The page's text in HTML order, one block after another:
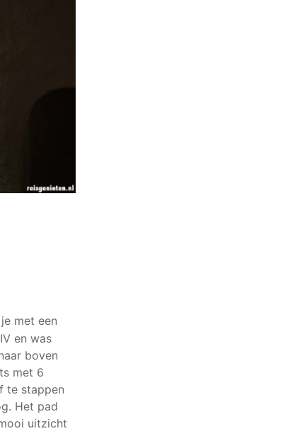
met een
en was
boven
met 6
te stappen
Het pad
uitzicht